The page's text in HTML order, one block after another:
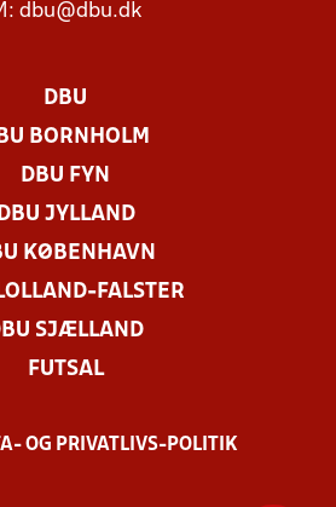
dbu@dbu.dk
DBU
BORNHOLM
DBU FYN
DBU JYLLAND
KØBENHAVN
FALSTER
SJÆLLAND
FUTSAL
OG PRIVATLIVS-POLITIK